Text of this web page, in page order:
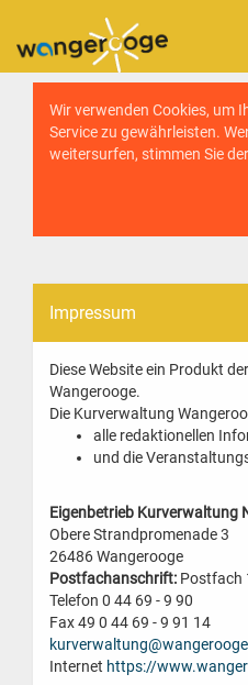
Wir verwenden Cookies, um
Service zu gewährleisten.
weitersurfen, stimmen Sie der
Impressum
Diese Website ein Produkt
Wangerooge.
Die Kurverwaltung
alle redaktionellen
und die
Eigenbetrieb Kurverwaltung
Obere Strandpromenade 3
26486 Wangerooge
Postfachanschrift: Postfach
Telefon 0 44 69 - 9 90
Fax 49 0 44 69 - 9 91 14
Internet https://